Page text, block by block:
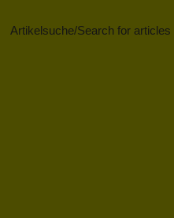
Artikelsuche/Search for articles